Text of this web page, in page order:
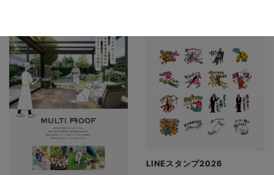
LINEスタンプ2026